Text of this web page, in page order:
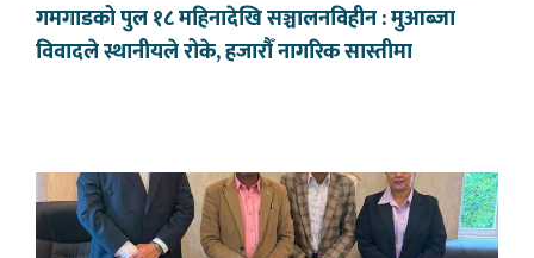
गमगाडको पुल १८ महिनादेखि सञ्चालनविहीन : मुआब्जा
विवादले स्थानीयले रोके, हजारौँ नागरिक सास्तीमा